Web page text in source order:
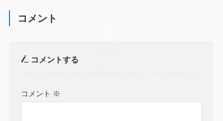
コメント
コメントする
コメント ※